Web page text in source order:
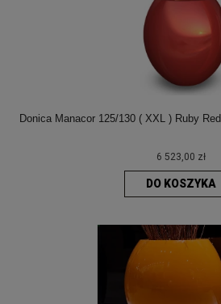
Donica Manacor 125/130 ( XXL ) Ruby Red
6 523,00 zł
DO KOSZYKA